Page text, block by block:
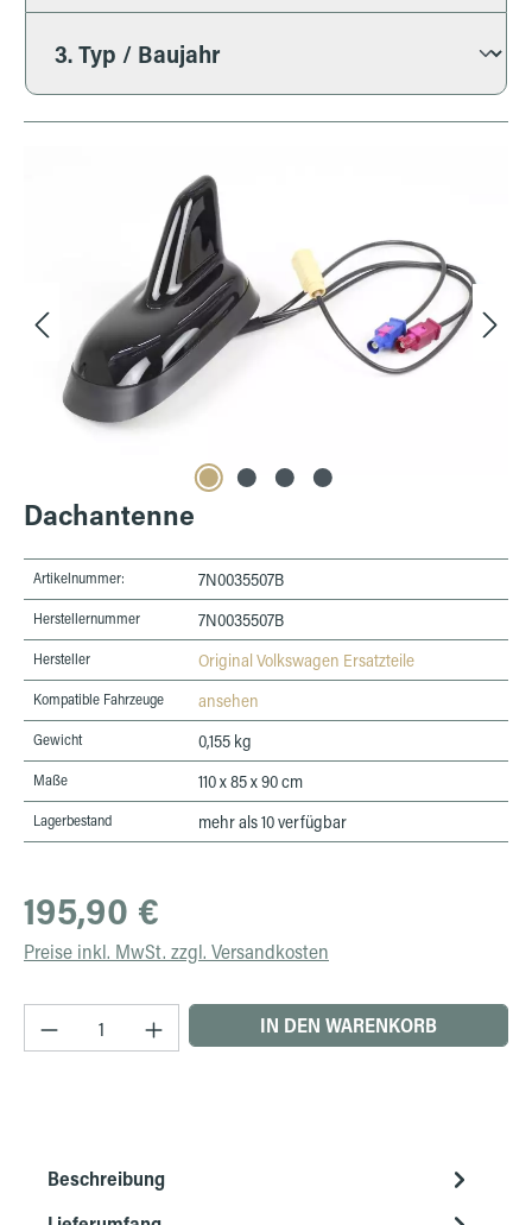
Dachantenne
Artikelnummer: 7N0035507B
Herstellernummer 7N0035507B
Hersteller Original Volkswagen Ersatzteile
Kompatible Fahrzeuge ansehen
Gewicht 0,155 kg
Maße 110 x 85 x 90 cm
Lagerbestand mehr als 10 verfügbar
Regulärer Preis:
195,90 €
Preise inkl. MwSt. zzgl. Versandkosten
Produkt Anzahl: Gib den gewünschten Wert
IN DEN WARENKORB
Beschreibung